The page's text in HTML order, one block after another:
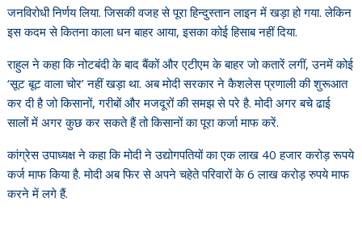
जनविरोधी निर्णय लिया. जिसकी वजह से पूरा हिन्दुस्तान लाइन में खड़ा हो गया. लेकिन
इस कदम से कितना काला धन बाहर आया, इसका कोई हिसाब नहीं दिया.
राहुल ने कहा कि नोटबंदी के बाद बैंकों और एटीएम के बाहर जो कतारें लगीं, उनमें कोई
‘सूट बूट वाला चोर’ नहीं खड़ा था. अब मोदी सरकार ने कैशलेस प्रणाली की शुरूआत
कर दी है जो किसानों, गरीबों और मजदूरों की समझ से परे है. मोदी अगर बचे ढाई
सालों में अगर कुछ कर सकते हैं तो किसानों का पूरा कर्जा माफ करें.
कांग्रेस उपाध्यक्ष ने कहा कि मोदी ने उद्योगपतियों का एक लाख 40 हजार करोड़ रूपये
कर्ज माफ किया है. मोदी अब फिर से अपने चहेते परिवारों के 6 लाख करोड़ रुपये माफ
करने में लगे हैं.